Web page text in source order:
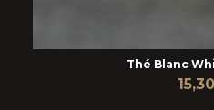
Thé Blanc